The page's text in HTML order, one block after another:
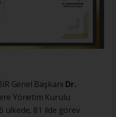
Genel Başkanı Dr.
Yönetim Kurulu
ülkede, 81 ilde görev